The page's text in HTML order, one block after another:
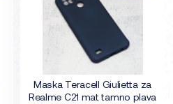
Maska Teracell Giulietta za
Realme C21 mat tamno plava